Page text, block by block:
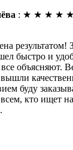
: ★ ★ ★ ★ ★
результатом!
быстро и
объясняют.
вышли
буду
кто ищет